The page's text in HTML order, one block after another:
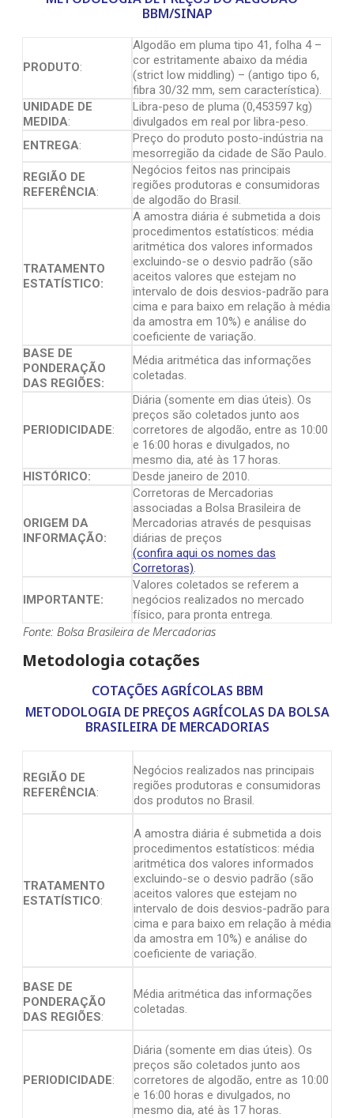
BBM/SINAP
PRODUTO:
Algodão em pluma tipo 41, folha 4 –
cor estritamente abaixo da média
(strict low middling) – (antigo tipo 6,
fibra 30/32 mm, sem característica).
UNIDADE DE
MEDIDA:
Libra-peso de pluma (0,453597 kg)
divulgados em real por libra-peso.
ENTREGA:
Preço do produto posto-indústria na
mesorregião da cidade de São Paulo.
REGIÃO DE
REFERÊNCIA:
Negócios feitos nas principais
regiões produtoras e consumidoras
de algodão do Brasil.
TRATAMENTO
ESTATÍSTICO:
A amostra diária é submetida a dois
procedimentos estatísticos: média
aritmética dos valores informados
excluindo-se o desvio padrão (são
aceitos valores que estejam no
intervalo de dois desvios-padrão para
cima e para baixo em relação à média
da amostra em 10%) e análise do
coeficiente de variação.
BASE DE
PONDERAÇÃO
DAS REGIÕES:
Média aritmética das informações
coletadas.
PERIODICIDADE:
Diária (somente em dias úteis). Os
preços são coletados junto aos
corretores de algodão, entre as 10:00
e 16:00 horas e divulgados, no
mesmo dia, até às 17 horas.
HISTÓRICO:
Desde janeiro de 2010.
ORIGEM DA
INFORMAÇÃO:
Corretoras de Mercadorias
associadas a Bolsa Brasileira de
Mercadorias através de pesquisas
diárias de preços
(confira aqui os nomes das
Corretoras).
IMPORTANTE:
Valores coletados se referem a
negócios realizados no mercado
físico, para pronta entrega.
Fonte: Bolsa Brasileira de Mercadorias
Metodologia cotações
COTAÇÕES AGRÍCOLAS BBM
METODOLOGIA DE PREÇOS AGRÍCOLAS DA BOLSA
BRASILEIRA DE MERCADORIAS
REGIÃO DE
REFERÊNCIA:
Negócios realizados nas principais
regiões produtoras e consumidoras
dos produtos no Brasil.
TRATAMENTO
ESTATÍSTICO:
A amostra diária é submetida a dois
procedimentos estatísticos: média
aritmética dos valores informados
excluindo-se o desvio padrão (são
aceitos valores que estejam no
intervalo de dois desvios-padrão para
cima e para baixo em relação à média
da amostra em 10%) e análise do
coeficiente de variação.
BASE DE
PONDERAÇÃO
DAS REGIÕES:
Média aritmética das informações
coletadas.
PERIODICIDADE:
Diária (somente em dias úteis). Os
preços são coletados junto aos
corretores de algodão, entre as 10:00
e 16:00 horas e divulgados, no
mesmo dia, até às 17 horas.